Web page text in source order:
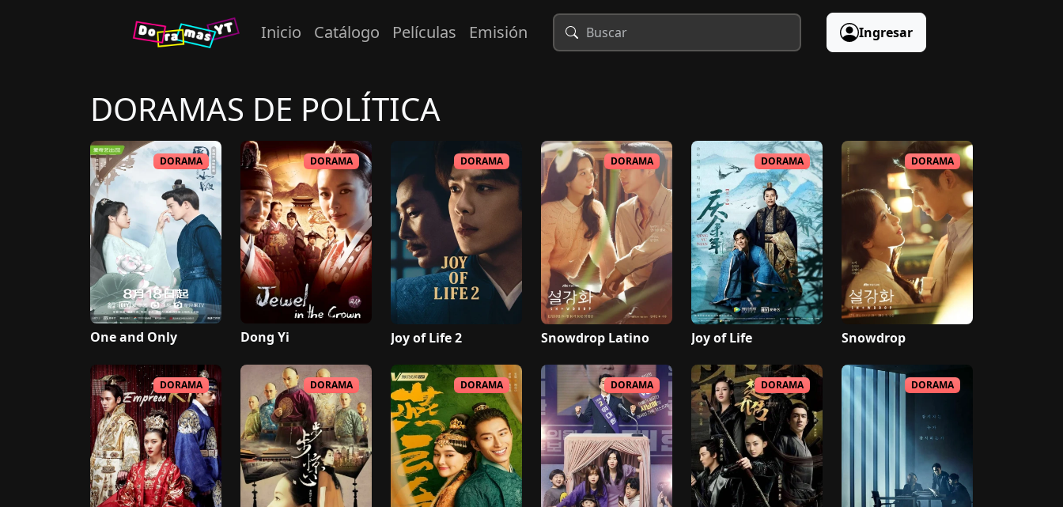
Inicio Catálogo Películas Emisión Ingresar
DORAMAS DE POLÍTICA
DORAMA
One and Only
DORAMA
Dong Yi
DORAMA
Joy of Life 2
DORAMA
Snowdrop Latino
DORAMA
Joy of Life
DORAMA
Snowdrop
DORAMA DORAMA DORAMA DORAMA DORAMA DORAMA